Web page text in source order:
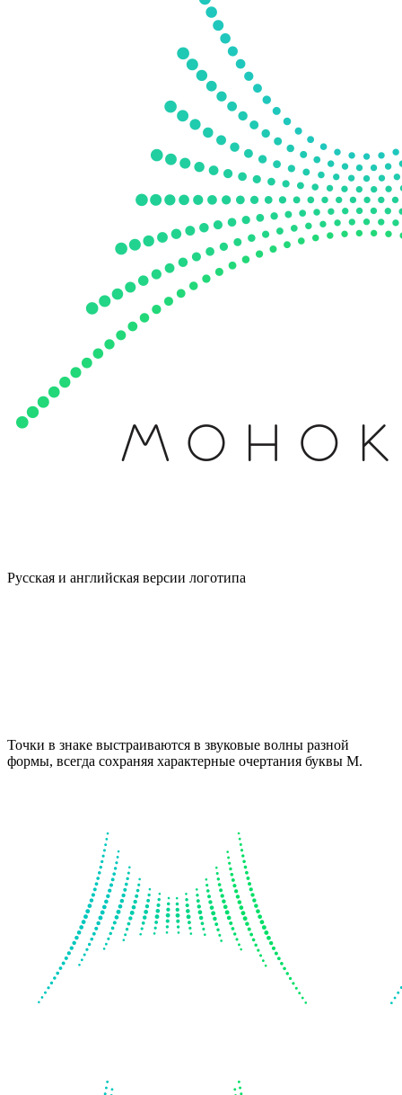
Русская и английская версии логотипа
Точки в знаке выстраиваются в звуковые волны разной
формы, всегда сохраняя характерные очертания буквы М.